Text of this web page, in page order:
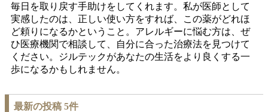
毎日を取り戻す手助けをしてくれます。私が医師として
実感したのは、正しい使い方をすれば、この薬がどれほ
ど頼りになるかということ。アレルギーに悩む方は、ぜ
ひ医療機関で相談して、自分に合った治療法を見つけて
ください。ジルテックがあなたの生活をより良くする一
歩になるかもしれません。
最新の投稿 5件